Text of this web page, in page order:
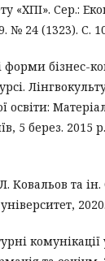
«ХПІ». Сер.:
№ 24 (1323). С.
бізнес-
освіти:
5 берез. 2015
Ковальов та
комунікації